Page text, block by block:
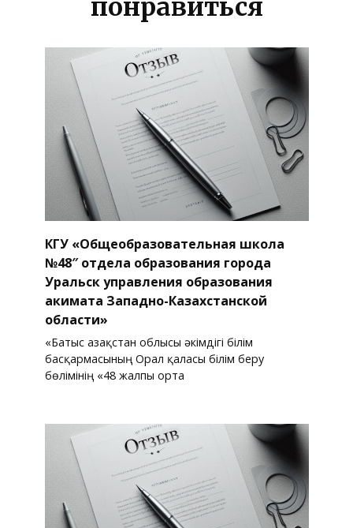
понравиться
КГУ «Общеобразовательная школа
№48″ отдела образования города
Уральск управления образования
акимата Западно-Казахстанской
области»
«Батыс Қазақстан облысы әкімдігі білім
басқармасының Орал қаласы білім беру
бөлімінің «48 жалпы орта